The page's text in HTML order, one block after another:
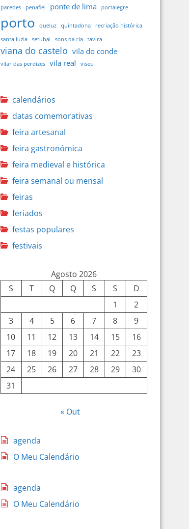
paredes
penafiel ponte de lima portalegre
porto queluz quintadona
recriação histórica
santa luzia
setubal sons da ria tavira
viana do castelo vila do conde
vilar das perdizes vila real viseu
calendários
datas comemorativas
feira artesanal
feira gastronómica
feira medieval e histórica
feira semanal ou mensal
feiras
feriados
festas populares
festivais
Agosto 2026
S
T Q Q S S
D
1
2
3
4 5 6 7 8
9
10
11 12 13 14 15
16
17
18 19 20 21 22
23
24
25 26 27 28 29
30
31
« Out
agenda
O Meu Calendário
agenda
O Meu Calendário